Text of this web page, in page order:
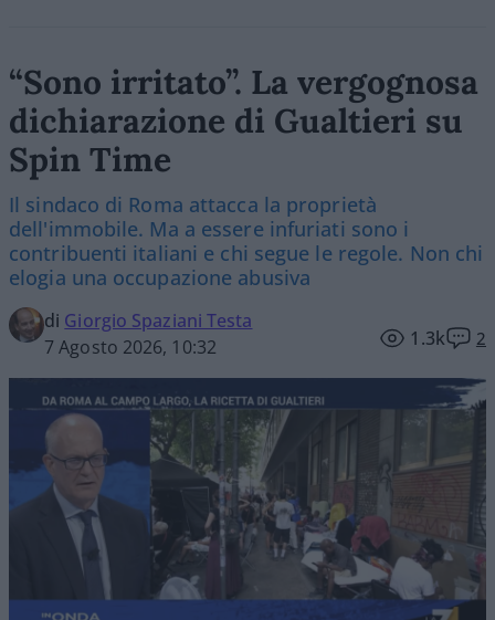
“Sono irritato”. La vergognosa
dichiarazione di Gualtieri su
Spin Time
Il sindaco di Roma attacca la proprietà
dell'immobile. Ma a essere infuriati sono i
contribuenti italiani e chi segue le regole. Non chi
elogia una occupazione abusiva
di Giorgio Spaziani Testa
7 Agosto 2026, 10:32
1.3k 2